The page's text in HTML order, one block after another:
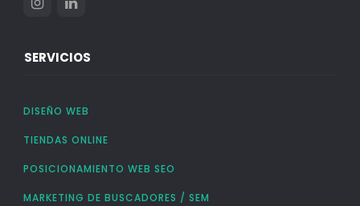
SERVICIOS
DISEÑO WEB
TIENDAS ONLINE
POSICIONAMIENTO WEB SEO
MARKETING DE BUSCADORES / SEM